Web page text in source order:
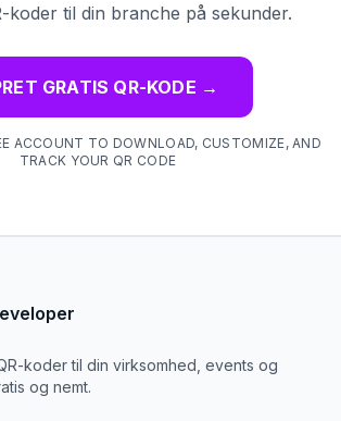
koder til din branche på sekunder.
GRATIS QR-KODE →
ACCOUNT TO DOWNLOAD, CUSTOMIZE, AND
TRACK YOUR QR CODE
koder til din virksomhed, events og
og nemt.